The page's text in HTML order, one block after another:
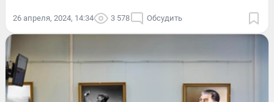
26 апреля, 2024, 14:34 3 578 Обсудить